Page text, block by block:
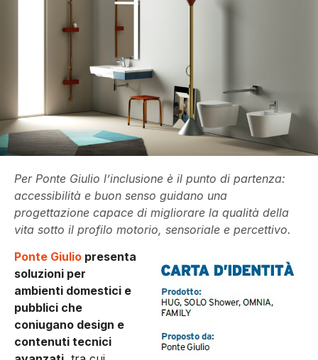
Per Ponte Giulio l’inclusione è il punto di partenza:
accessibilità e buon senso guidano una
progettazione capace di migliorare la qualità della
vita sotto il profilo motorio, sensoriale e percettivo.
Ponte Giulio presenta
soluzioni per
ambienti domestici e
pubblici che
coniugano design e
contenuti tecnici